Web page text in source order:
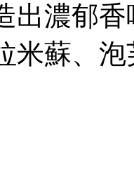
出濃郁
米蘇、